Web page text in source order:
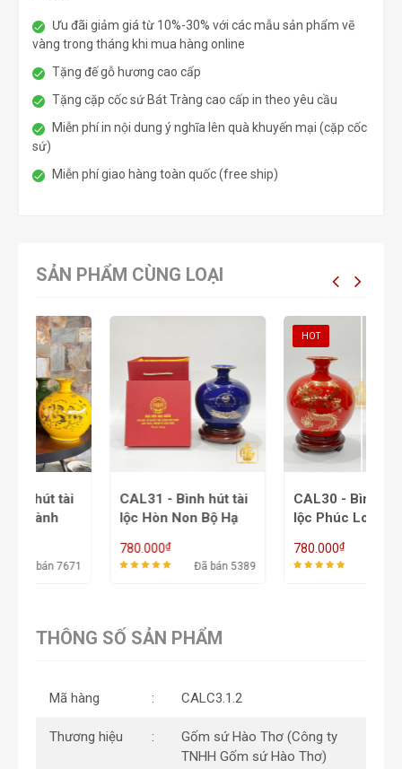
Ưu đãi giảm giá từ 10%-30% với các mẫu sản phẩm vẽ
vàng trong tháng khi mua hàng online
Tặng đế gỗ hương cao cấp
Tặng cặp cốc sứ Bát Tràng cao cấp in theo yêu cầu
Miễn phí in nội dung ý nghĩa lên quà khuyến mại (cặp cốc
sứ)
Miễn phí giao hàng toàn quốc (free ship)
SẢN PHẨM CÙNG LOẠI
CAL31 - Bình hút tài
lộc Hòn Non Bộ Hạ
Đã bán 5389
CAL30 - Bình hút tài
lộc Phúc Long Tấn
Đã bán 6836
THÔNG SỐ SẢN PHẨM
Mã hàng CALC3.1.2
Thương hiệu
Gốm sứ Hào Thơ (Công ty
TNHH Gốm sứ Hào Thơ)